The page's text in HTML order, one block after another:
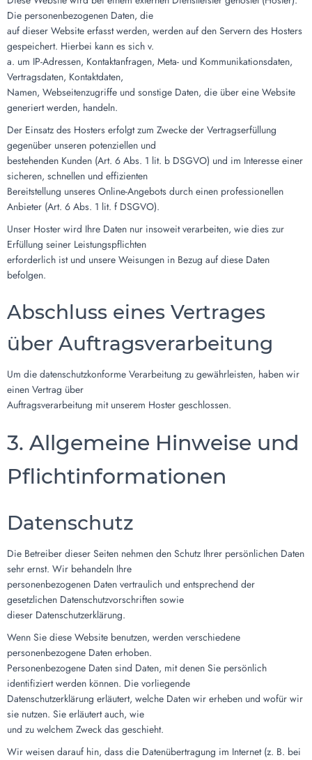
Die personenbezogenen Daten, die
auf dieser Website erfasst werden, werden auf den Servern des Hosters
gespeichert. Hierbei kann es sich v.
a. um IP-Adressen, Kontaktanfragen, Meta- und Kommunikationsdaten,
Vertragsdaten, Kontaktdaten,
Namen, Webseitenzugriffe und sonstige Daten, die über eine Website
generiert werden, handeln.
Der Einsatz des Hosters erfolgt zum Zwecke der Vertragserfüllung
gegenüber unseren potenziellen und
bestehenden Kunden (Art. 6 Abs. 1 lit. b DSGVO) und im Interesse einer
sicheren, schnellen und effizienten
Bereitstellung unseres Online-Angebots durch einen professionellen
Anbieter (Art. 6 Abs. 1 lit. f DSGVO).
Unser Hoster wird Ihre Daten nur insoweit verarbeiten, wie dies zur
Erfüllung seiner Leistungspflichten
erforderlich ist und unsere Weisungen in Bezug auf diese Daten
befolgen.
Abschluss eines Vertrages
über Auftragsverarbeitung
Um die datenschutzkonforme Verarbeitung zu gewährleisten, haben wir
einen Vertrag über
Auftragsverarbeitung mit unserem Hoster geschlossen.
3. Allgemeine Hinweise und
Pflichtinformationen
Datenschutz
Die Betreiber dieser Seiten nehmen den Schutz Ihrer persönlichen Daten
sehr ernst. Wir behandeln Ihre
personenbezogenen Daten vertraulich und entsprechend der
gesetzlichen Datenschutzvorschriften sowie
dieser Datenschutzerklärung.
Wenn Sie diese Website benutzen, werden verschiedene
personenbezogene Daten erhoben.
Personenbezogene Daten sind Daten, mit denen Sie persönlich
identifiziert werden können. Die vorliegende
Datenschutzerklärung erläutert, welche Daten wir erheben und wofür wir
sie nutzen. Sie erläutert auch, wie
und zu welchem Zweck das geschieht.
Wir weisen darauf hin, dass die Datenübertragung im Internet (z. B. bei